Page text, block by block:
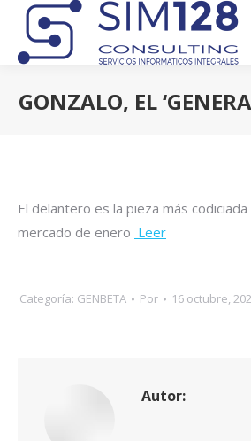
GONZALO, EL
El delantero es la pieza más
mercado de enero Leer
Categoría: GENBETA Por 16 octubre,
Autor: